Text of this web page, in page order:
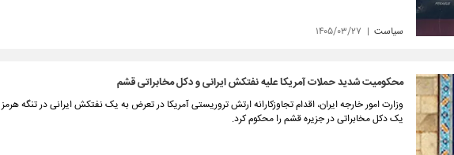
سیاست ۱۴۰۵/۰۳/۲۷
محکومیت شدید حملات آمریکا علیه نفتکش ایرانی و دکل مخابراتی قشم
وزارت امور خارجه ایران، اقدام تجاوزکارانه ارتش تروریستی آمریکا در تعرض به یک نفتکش ایرانی در تنگه
یک دکل مخابراتی در جزیره قشم را محکوم کرد.